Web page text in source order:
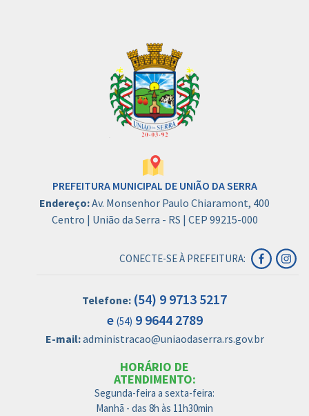
PREFEITURA MUNICIPAL DE UNIÃO DA SERRA
Endereço:Av. Monsenhor Paulo Chiaramont, 400
Centro | União da Serra - RS | CEP 99215-000
CONECTE-SE À PREFEITURA:
Telefone: (54) 9 9713 5217
e (54) 9 9644 2789
E-mail:administracao@uniaodaserra.rs.gov.br
HORÁRIO DE
ATENDIMENTO:
Segunda-feira a sexta-feira:
Manhã - das 8h às 11h30min